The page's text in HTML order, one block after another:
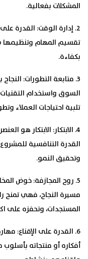
المشكلات بفعالية.
2. إدارة الوقت:
القدرة
تقسيم المهام
بكفاءة.
3. متابعة التطورات:
السوق واستخدام
تلبية احتياجات العملاء
4. الابتكار:
الابتكار هو
القدرة التنافسية
وتحقيق النمو.
5. روح المجازفة:
خوض
مسيرة النجاح، فهي تمنح
المستجدات، وتحفزه على
6. القدرة على الإقناع:
أفكاره أو منتجاته